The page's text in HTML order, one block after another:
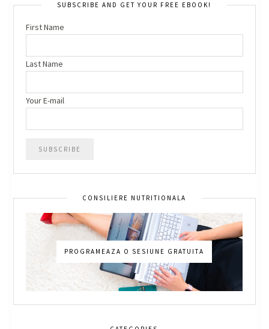
SUBSCRIBE AND GET YOUR FREE EBOOK!
First Name
Last Name
Your E-mail
CONSILIERE NUTRITIONALA
PROGRAMEAZA O SESIUNE GRATUITA